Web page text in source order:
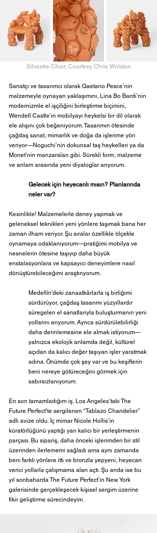
Silvestre Chair, Courtesy Chris Wolston
Sanatçı ve tasarımcı olarak Gaetano Pesce’nin
malzemeyle oynayan yaklaşımını, Lina Bo Bardi’nin
modernizmle el işçiliğini birleştirme biçimini,
Wendell Castle’ın mobilyayı heykelsi bir dil olarak
ele alışını çok beğeniyorum. Tasarımın ötesinde
çağdaş sanat, mimarlık ve doğa da işlerime yön
veriyor—Noguchi’nin dokunsal taş heykelleri ya da
Monet’nin manzaraları gibi. Sürekli form, malzeme
ve anlam arasında yeni diyaloglar arıyorum.
Gelecek için heyecanlı mısın? Planlarında
neler var?
Kesinlikle! Malzemelerle deney yapmak ve
geleneksel teknikleri yeni yönlere taşımak bana her
zaman ilham veriyor. Şu sıralar özellikle ölçekle
oynamaya odaklanıyorum—pratiğimi mobilya ve
nesnelerin ötesine taşıyıp daha büyük
enstalasyonlara ve kapsayıcı deneyimlere nasıl
dönüştürebileceğimi araştırıyorum.
Medellín’deki zanaatkârlarla iş birliğimi
sürdürüyor, çağdaş tasarımı yüzyıllardır
süregelen el sanatlarıyla buluşturmanın yeni
yollarını arıyorum. Ayrıca sürdürülebilirliği
daha derinlemesine ele almak istiyorum—
yalnızca ekolojik anlamda değil, kültürel
açıdan da kalıcı değer taşıyan işler yaratmak
adına. Önümde çok şey var ve bu keşiflerin
beni nereye götüreceğini görmek için
sabırsızlanıyorum.
En son tamamladığım iş, Los Angeles’taki The
Future Perfect’te sergilenen “Tablazo Chandelier”
adlı avize oldu. İç mimar Nicole Hollis’in
küratörlüğünü yaptığı yarı kalıcı bir yerleştirmenin
parçası. Bu sipariş, daha önceki işlerimden bir stil
üzerinden ilerlememi sağladı ama aynı zamanda
beni farklı yönlere itti ve bronzla yepyeni, heyecan
verici yollarla çalışmama alan açtı. Şu anda ise bu
yıl sonbaharda The Future Perfect’in New York
galerisinde gerçekleşecek kişisel sergim üzerine
fikir geliştirme sürecindeyim.